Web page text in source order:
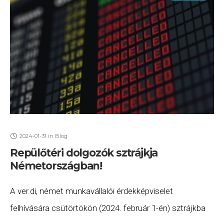
2024-01-31 in Blog
Repülőtéri dolgozók sztrájkja
Németországban!
A ver.di, német munkavállalói érdekképviselet
felhívására csütörtökön (2024. február 1-én) sztrájkba